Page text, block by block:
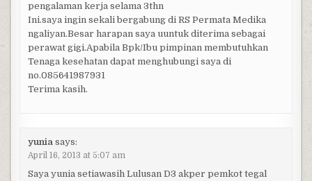
pengalaman kerja selama 3thn
Ini.saya ingin sekali bergabung di RS Permata Medika
ngaliyan.Besar harapan saya uuntuk diterima sebagai
perawat gigi.Apabila Bpk/Ibu pimpinan membutuhkan
Tenaga kesehatan dapat menghubungi saya di
no.085641987931
Terima kasih.
yunia says:
April 16, 2013 at 5:07 am
Saya yunia setiawasih Lulusan D3 akper pemkot tegal